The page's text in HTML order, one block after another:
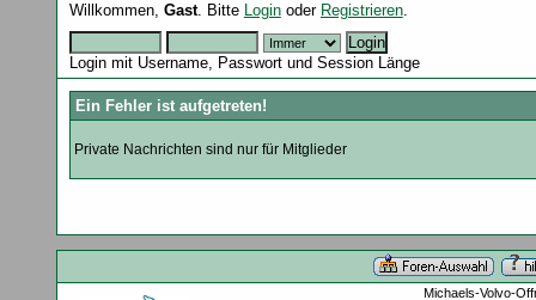
Willkommen, Gast. Bitte Loginoder Registrieren.
Login mit Username, Passwort und Session Länge
Ein Fehler ist aufgetreten!
Private Nachrichten sind nur für Mitglieder
Michaels-Volvo-